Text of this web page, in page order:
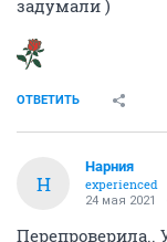
задумали )
ОТВЕТИТЬ
Н
Нарния
experienced
24 мая 2021
Перепроверила..